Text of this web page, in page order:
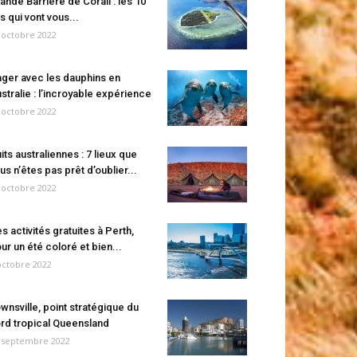
qui vont vous...
2022
avec les dauphins en
: l’incroyable expérience
2022
australiennes : 7 lieux que
n’êtes pas prêt d’oublier...
2022
activités gratuites à Perth,
un été coloré et bien...
2022
point stratégique du
tropical Queensland
2022